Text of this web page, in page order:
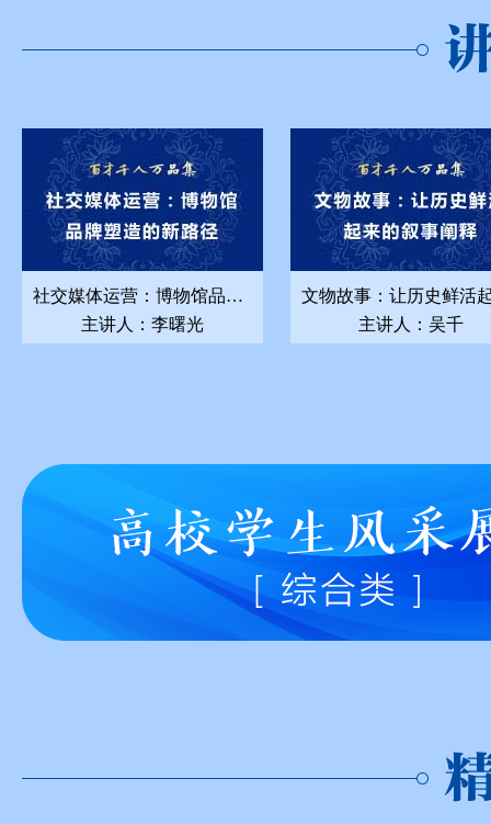
社交媒体运营：博物馆品牌塑造的新路径
主讲人：李曙光
主讲人：吴千